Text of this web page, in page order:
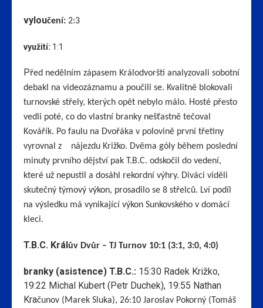
vyloučení: 2:3
využití: 1:1
Před nedělním zápasem Králodvorští analyzovali sobotní
debakl na videozáznamu a poučili se. Kvalitně blokovali
turnovské střely, kterých opět nebylo málo. Hosté přesto
vedli poté, co do vlastní branky nešťastně tečoval
Kovářík. Po faulu na Dvořáka v polovině první třetiny
vyrovnal z nájezdu Križko. Dvěma góly během poslední
minuty prvního dějství pak T.B.C. odskočil do vedení,
které už nepustil a dosáhl rekordní výhry. Diváci viděli
skutečný týmový výkon, prosadilo se 8 střelců. Lví podíl
na výsledku má vynikající výkon Sunkovského v domácí
kleci.
T.B.C. Králův Dvůr – TJ Turnov 10:1 (3:1, 3:0, 4:0)
branky (asistence) T.B.C.: 15:30 Radek Križko,
19:22 Michal Kubert (Petr Duchek), 19:55 Nathan
Kračunov (Marek Sluka), 26:10 Jaroslav Pokorný (Tomáš